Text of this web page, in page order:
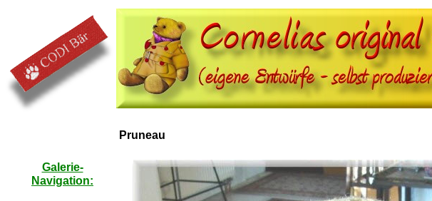
Galerie-
Navigation:
Pruneau